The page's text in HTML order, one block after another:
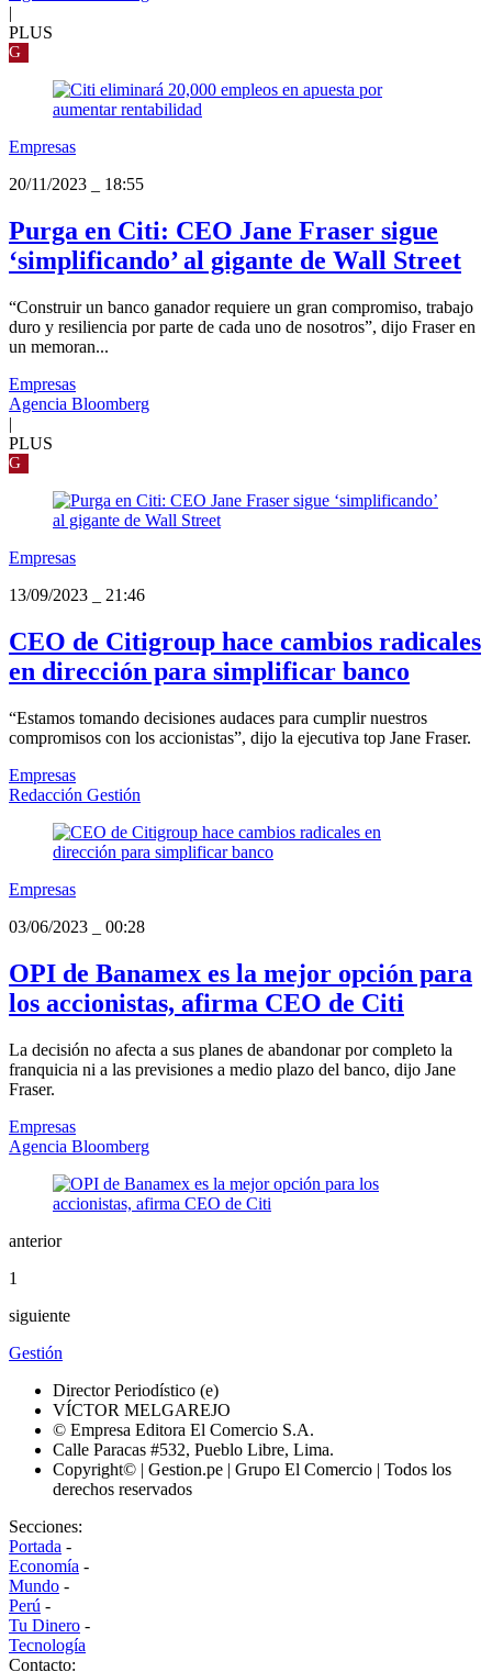
PLUS
G
Empresas
20/11/2023
18:55
Purga en Citi: CEO Jane Fraser sigue
‘simplificando’ al gigante de Wall Street
“Construir un banco ganador requiere un gran compromiso, trabajo
duro y resiliencia por parte de cada uno de nosotros”, dijo Fraser en
un memoran...
Empresas
Agencia Bloomberg
|
PLUS
G
Empresas
13/09/2023
21:46
CEO de Citigroup hace cambios radicales
en dirección para simplificar banco
“Estamos tomando decisiones audaces para cumplir nuestros
compromisos con los accionistas”, dijo la ejecutiva top Jane Fraser.
Empresas
Redacción Gestión
Empresas
03/06/2023
00:28
OPI de Banamex es la mejor opción para
los accionistas, afirma CEO de Citi
La decisión no afecta a sus planes de abandonar por completo la
franquicia ni a las previsiones a medio plazo del banco, dijo Jane
Fraser.
Empresas
Agencia Bloomberg
anterior
1
siguiente
Gestión
Director Periodístico (e)
VÍCTOR MELGAREJO
© Empresa Editora El Comercio S.A.
Calle Paracas #532, Pueblo Libre, Lima.
Copyright© | Gestion.pe | Grupo El Comercio | Todos los
derechos reservados
Secciones:
Portada -
Economía -
Mundo -
Perú -
Tu Dinero -
Tecnología
Contacto: